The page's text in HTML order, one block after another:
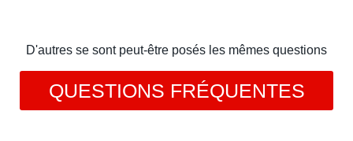
D'autres se sont peut-être posés les mêmes questions
QUESTIONS FRÉQUENTES